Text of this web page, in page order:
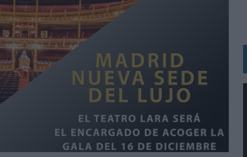
INTEGRAN LA INFANCIA EN SU ESTRATEGIA
DE MEDIOS EN VERANO Y SUPERA AL MÓVIL COMO DISPOSITIVO MÁS UTILIZADO
DE LOS ESPAÑOLES
NUEVA DIRECTORA COMERCIAL GLOBAL
INSPIRADA EN CORNETTO, CALIPPO Y SOLERO
EL PATRIMONIO HISTÓRICO EN ACTIVOS CULTURALES Y ECONÓMICOS
ASUME LA GESTIÓN DE SUS RELACIONES CON LOS MEDIOS
CANARIO EN SU ÚLTIMA CAMPAÑA INTERNACIONAL
DE MARCA A LARGO PLAZO Y LA MEDICIÓN SON DOS CARAS DE LA MISMA